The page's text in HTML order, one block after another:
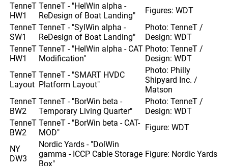
TenneT
HW1
TenneT - "HelWin alpha -
ReDesign of Boat Landing"
Figures: WDT
TenneT
SW1
TenneT - "SylWin alpha -
ReDesign of Boat Landing"
Photo: TenneT /
Design: WDT
TenneT
HW1
TenneT - "HelWin alpha - CAT
Modification"
Photo: TenneT /
Design: WDT
TenneT
Layout
TenneT - "SMART HVDC
Platform Layout"
Photo: Philly
Shipyard Inc. /
Matson
TenneT
BW2
TenneT - "BorWin beta -
Temporary Living Quarter"
Photo: TenneT /
Design: WDT
TenneT
BW2
TenneT - "BorWin beta - CAT-
MOD"
Figure: WDT
NY
DW3
Nordic Yards - "DolWin
gamma - ICCP Cable Storage
Box"
Figure: Nordic Yards